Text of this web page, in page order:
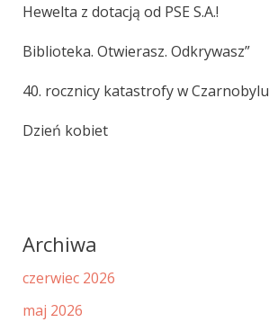
Hewelta z dotacją od PSE S.A.!
Biblioteka. Otwierasz. Odkrywasz”
40. rocznicy katastrofy w Czarnobylu
Dzień kobiet
Archiwa
czerwiec 2026
maj 2026